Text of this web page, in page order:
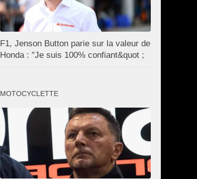
F1, Jenson Button parie sur la valeur de
Honda : "Je suis 100% confiant&quot ;
MOTOCYCLETTE